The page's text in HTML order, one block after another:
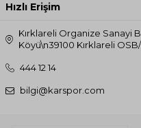
Hızlı Erişim
Kırklareli Organize Sanayi
Köyü\n39100 Kırklareli
444 12 14
bilgi@karspor.com